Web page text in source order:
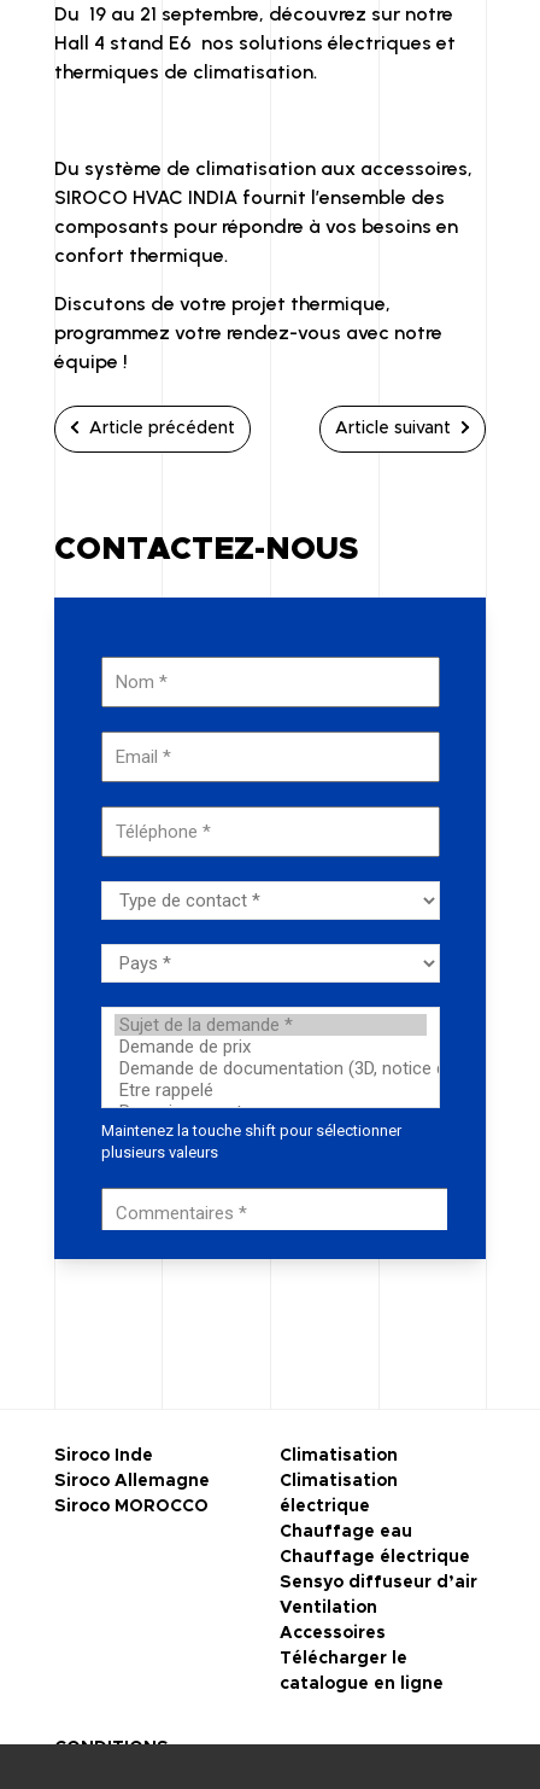
Du 19 au 21 septembre, découvrez sur notre
Hall 4 stand E6 nos solutions électriques et
thermiques de climatisation.
Du système de climatisation aux accessoires,
SIROCO HVAC INDIA fournit l’ensemble des
composants pour répondre à vos besoins en
confort thermique.
Discutons de votre projet thermique,
programmez votre rendez-vous avec notre
équipe !
Article précédent Article suivant
CONTACTEZ-NOUS
Siroco Inde
Siroco Allemagne
Siroco MOROCCO
Climatisation
Climatisation
électrique
Chauffage eau
Chauffage électrique
Sensyo diffuseur d’air
Ventilation
Accessoires
Télécharger le
catalogue en ligne
CONDITIONS